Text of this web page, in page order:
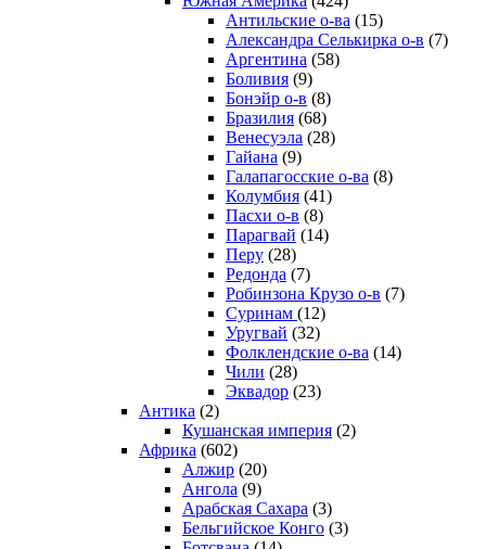
Антильские о-ва (15)
Александра Селькирка о-в (7)
Аргентина (58)
Боливия (9)
Бонэйр о-в (8)
Бразилия (68)
Венесуэла (28)
Гайана (9)
Галапагосские о-ва (8)
Колумбия (41)
Пасхи о-в (8)
Парагвай (14)
Перу (28)
Редонда (7)
Робинзона Крузо о-в (7)
Суринам (12)
Уругвай (32)
Фолклендские о-ва (14)
Чили (28)
Эквадор (23)
Антика (2)
Кушанская империя (2)
Африка (602)
Алжир (20)
Ангола (9)
Арабская Сахара (3)
Бельгийское Конго (3)